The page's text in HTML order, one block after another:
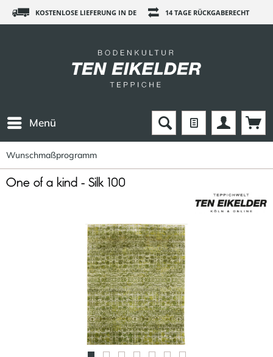
KOSTENLOSE LIEFERUNG IN DE 14 TAGE RÜCKGABERECHT
Menü
Wunschmaßprogramm
One of a kind - Silk 100